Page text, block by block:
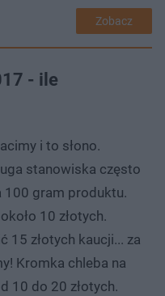
Zobacz
- ile
i to słono.
stanowiska często
100 gram produktu.
10 złotych.
15 złotych kaucji... za
Kromka chleba na
10 do 20 złotych.